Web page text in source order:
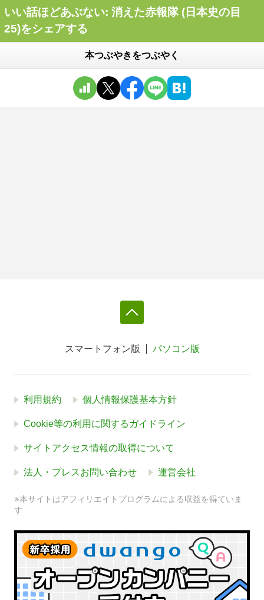
いい話ほどあぶない: 消えた赤報隊 (日本史の目
25)をシェアする
本つぶやきをつぶやく
スマートフォン版 パソコン版
利用規約 個人情報保護基本方針
Cookie等の利用に関するガイドライン
サイトアクセス情報の取得について
法人・プレスお問い合わせ 運営会社
※本サイトはアフィリエイトプログラムによる収益を得ていま
す